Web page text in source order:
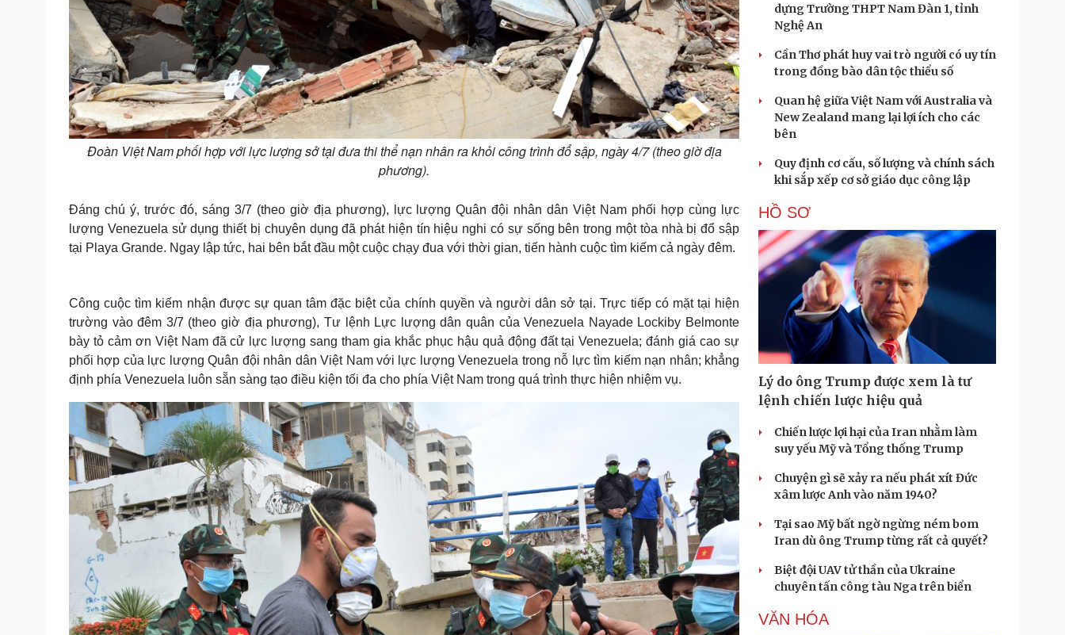
Đoàn Việt Nam phối hợp với lực lượng sở tại đưa thi thể nạn nhân ra khỏi công trình đổ sập, ngày 4/7 (theo giờ địa
phương).
Đáng chú ý, trước đó, sáng 3/7 (theo giờ địa phương), lực lượng Quân đội nhân dân Việt Nam phối hợp cùng lực
lượng Venezuela sử dụng thiết bị chuyên dụng đã phát hiện tín hiệu nghi có sự sống bên trong một tòa nhà bị đổ sập
tại Playa Grande. Ngay lập tức, hai bên bắt đầu một cuộc chạy đua với thời gian, tiến hành cuộc tìm kiếm cả ngày đêm.
​Công cuộc tìm kiếm nhận được sự quan tâm đặc biệt của chính quyền và người dân sở tại. Trực tiếp có mặt tại hiện
trường vào đêm 3/7 (theo giờ địa phương), Tư lệnh Lực lượng dân quân của Venezuela Nayade Lockiby Belmonte
bày tỏ cảm ơn Việt Nam đã cử lực lượng sang tham gia khắc phục hậu quả động đất tại Venezuela; đánh giá cao sự
phối hợp của lực lượng Quân đội nhân dân Việt Nam với lực lượng Venezuela trong nỗ lực tìm kiếm nạn nhân; khẳng
định phía Venezuela luôn sẵn sàng tạo điều kiện tối đa cho phía Việt Nam trong quá trình thực hiện nhiệm vụ.
dựng Trường THPT Nam Đàn 1, tỉnh
Nghệ An
Cần Thơ phát huy vai trò người có uy tín
trong đồng bào dân tộc thiểu số
Quan hệ giữa Việt Nam với Australia và
New Zealand mang lại lợi ích cho các
bên
Quy định cơ cấu, số lượng và chính sách
khi sắp xếp cơ sở giáo dục công lập
HỒ SƠ
Lý do ông Trump được xem là tư
lệnh chiến lược hiệu quả
Chiến lược lợi hại của Iran nhằm làm
suy yếu Mỹ và Tổng thống Trump
Chuyện gì sẽ xảy ra nếu phát xít Đức
xâm lược Anh vào năm 1940?
Tại sao Mỹ bất ngờ ngừng ném bom
Iran dù ông Trump từng rất cả quyết?
Biệt đội UAV tử thần của Ukraine
chuyên tấn công tàu Nga trên biển
VĂN HÓA